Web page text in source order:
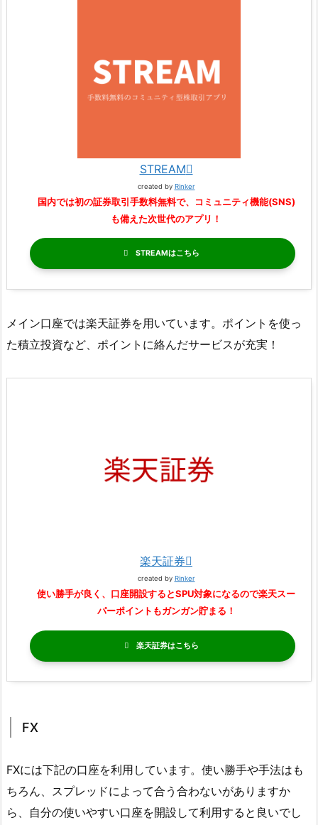
STREAM
created by Rinker
国内では初の証券取引手数料無料で、コミュニティ機能(SNS)
も備えた次世代のアプリ！
STREAM
メイン口座では楽天証券を用いています。ポイントを使っ
た積立投資など、ポイントに絡んだサービスが充実！
楽天証券
created by Rinker
使い勝手が良く、口座開設するとSPU対象になるので楽天スー
パーポイントもガンガン貯まる！
楽天証券
FX
FXには下記の口座を利用しています。使い勝手や手法はも
ちろん、スプレッドによって合う合わないがありますか
ら、自分の使いやすい口座を開設して利用すると良いでし